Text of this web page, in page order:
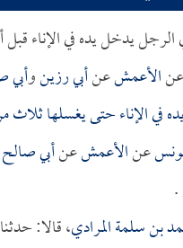
يدخل يده في الإناء قبل
عنالأعمشعنأبي رزينوأبي
في الإناء حتى يغسلها
عنالأعمشعنأبي صالح
.
بن سلمة المرادي، قالا: حدثنا